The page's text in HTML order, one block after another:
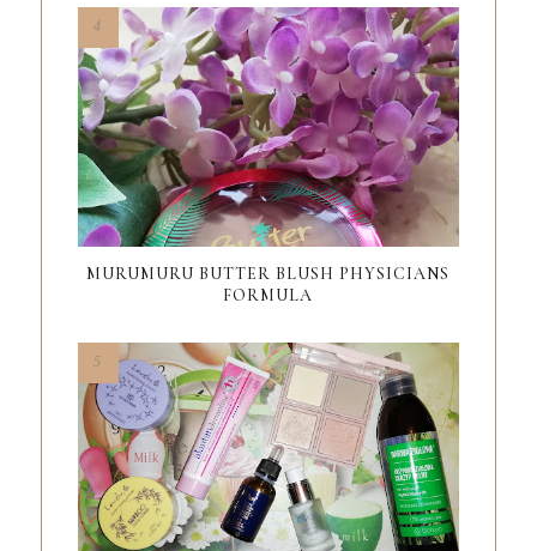
MURUMURU BUTTER BLUSH PHYSICIANS
FORMULA